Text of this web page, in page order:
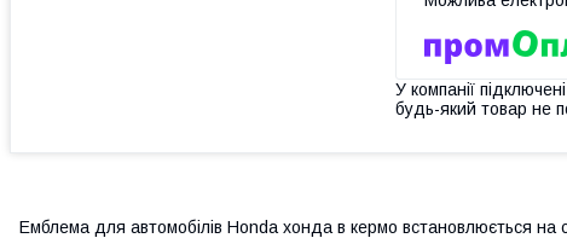
У компанії
будь-який товар не
Емблема для автомобілів Honda хонда в кермо встановлюється на